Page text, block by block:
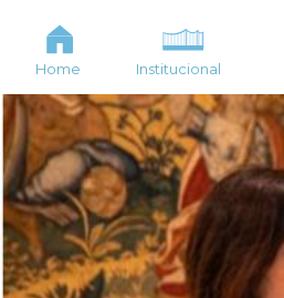
Home Institucional